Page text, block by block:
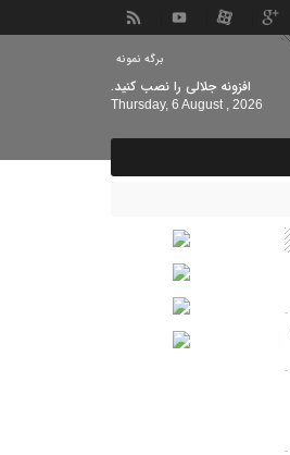
برگه نمونه
افزونه جلالی را نصب کنید.
Thursday, 6 August , 2026